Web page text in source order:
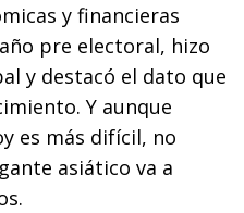
y financieras
pre electoral, hizo
y destacó el dato que
Y aunque
es más difícil, no
asiático va a